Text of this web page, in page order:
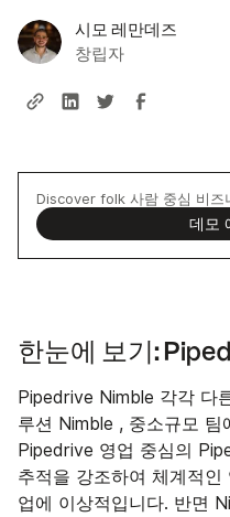
시모 레만데즈
창립자
Discover folk 사람 중심 비즈
데모
한눈에 보기:
Pipedrive Nimble 각각 다
루션 Nimble , 중소규모 팀
Pipedrive 영업 중심의
추적을 강조하여 체계적
업에 이상적입니다. 반면